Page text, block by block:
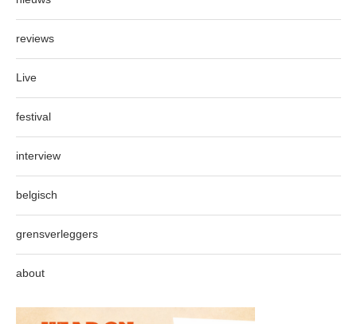
reviews
Live
festival
interview
belgisch
grensverleggers
about